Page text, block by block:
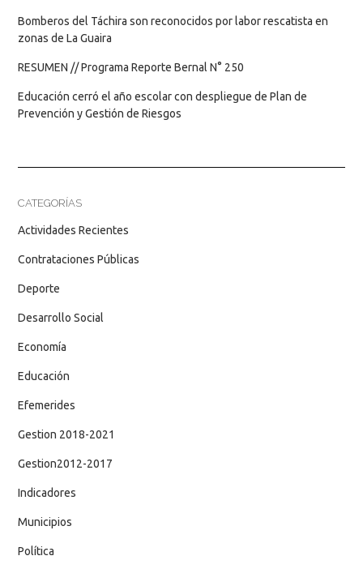
Bomberos del Táchira son reconocidos por labor rescatista en
zonas de La Guaira
RESUMEN // Programa Reporte Bernal N° 250
Educación cerró el año escolar con despliegue de Plan de
Prevención y Gestión de Riesgos
CATEGORÍAS
Actividades Recientes
Contrataciones Públicas
Deporte
Desarrollo Social
Economía
Educación
Efemerides
Gestion 2018-2021
Gestion2012-2017
Indicadores
Municipios
Política